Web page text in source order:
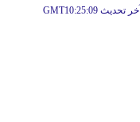
آخر تحديث GMT10:25:09